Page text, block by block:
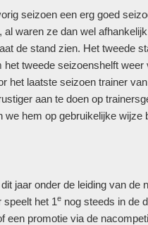
seizoen een erg goed
al waren ze dan wel
de stand zien. Het tweede
het tweede seizoenshelft
het laatste seizoen trainer
aan te doen op
we hem op gebruikelijke wijze
jaar onder de leiding van
speelt het 1e nog steeds in de
een promotie via de